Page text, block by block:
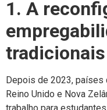
1. A
Depois de 2023, países
Reino Unido e Nova